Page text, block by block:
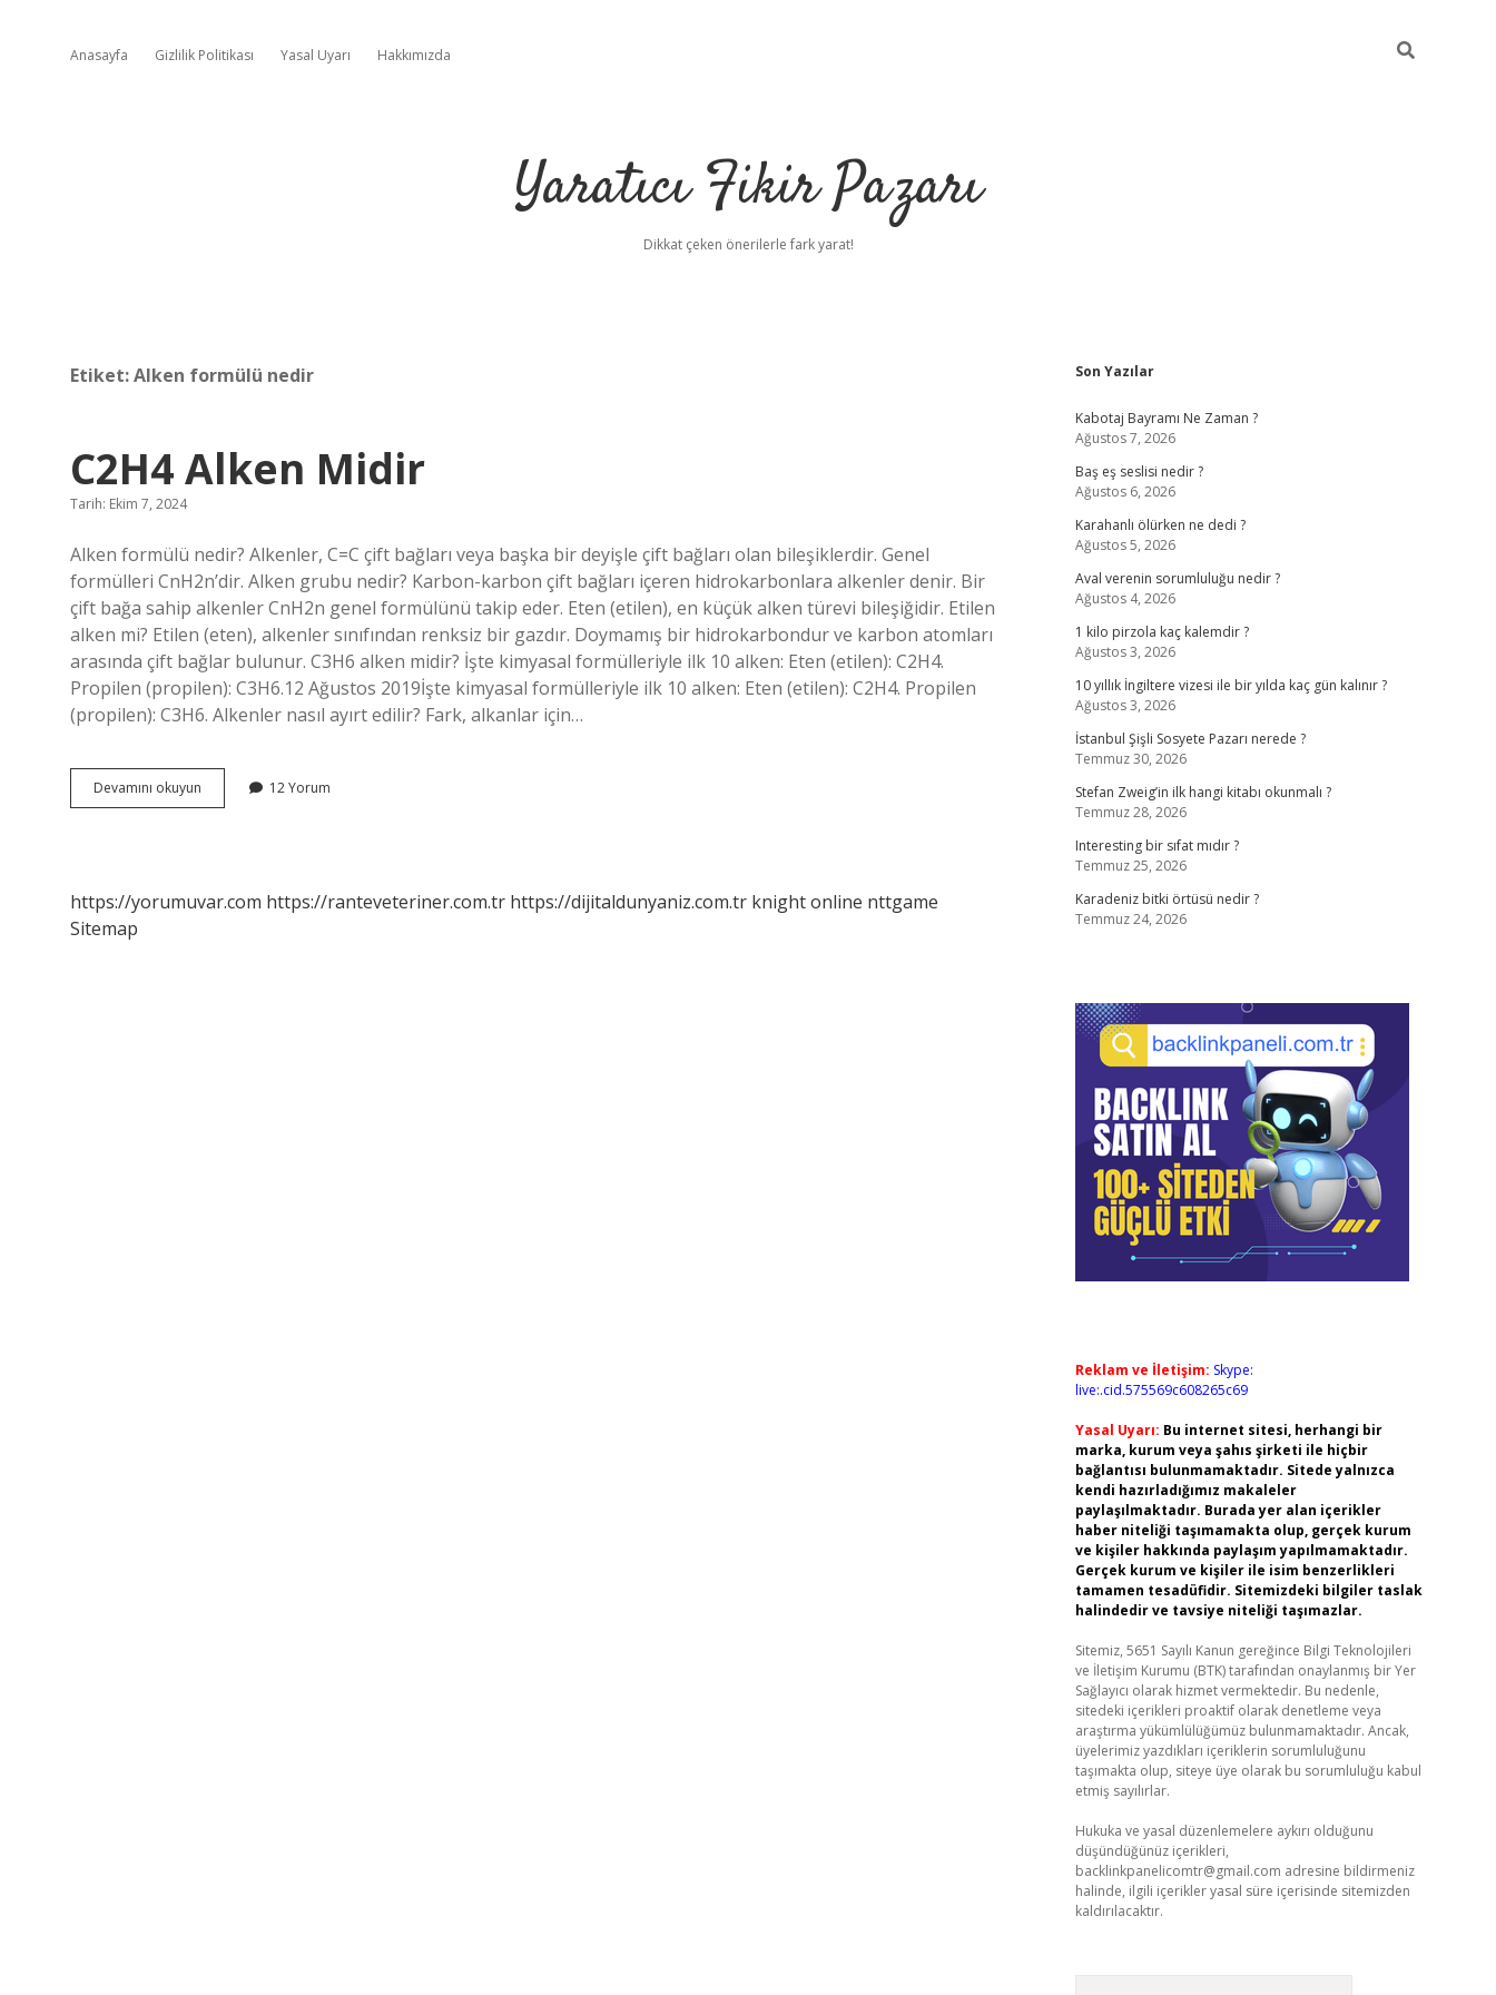
Anasayfa Gizlilik Politikası Yasal Uyarı Hakkımızda
Yaratıcı Fikir Pazarı
Dikkat çeken önerilerle fark yarat!
Etiket:Alken formülü nedir
C2H4 Alken Midir
Tarih: Ekim 7, 2024
Alken formülü nedir? Alkenler, C=C çift bağları veya başka bir deyişle çift bağları olan bileşiklerdir. Genel
formülleri CnH2n’dir. Alken grubu nedir? Karbon-karbon çift bağları içeren hidrokarbonlara alkenler denir. Bir
çift bağa sahip alkenler CnH2n genel formülünü takip eder. Eten (etilen), en küçük alken türevi bileşiğidir. Etilen
alken mi? Etilen (eten), alkenler sınıfından renksiz bir gazdır. Doymamış bir hidrokarbondur ve karbon atomları
arasında çift bağlar bulunur. C3H6 alken midir? İşte kimyasal formülleriyle ilk 10 alken: Eten (etilen): C2H4.
Propilen (propilen): C3H6.12 Ağustos 2019İşte kimyasal formülleriyle ilk 10 alken: Eten (etilen): C2H4. Propilen
(propilen): C3H6. Alkenler nasıl ayırt edilir? Fark, alkanlar için…
Devamını okuyun
Alken
12 Yorum
https://yorumuvar.com https://ranteveteriner.com.tr https://dijitaldunyaniz.com.tr knight online nttgame
Sitemap
Sidebar
Son Yazılar
Kabotaj Bayramı Ne Zaman ?
Ağustos 7, 2026
Baş eş seslisi nedir ?
Ağustos 6, 2026
Karahanlı ölürken ne dedi ?
Ağustos 5, 2026
Aval verenin sorumluluğu nedir ?
Ağustos 4, 2026
1 kilo pirzola kaç kalemdir ?
Ağustos 3, 2026
10 yıllık İngiltere vizesi ile bir yılda kaç gün kalınır ?
Ağustos 3, 2026
İstanbul Şişli Sosyete Pazarı nerede ?
Temmuz 30, 2026
Stefan Zweig’in ilk hangi kitabı okunmalı ?
Temmuz 28, 2026
Interesting bir sıfat mıdır ?
Temmuz 25, 2026
Karadeniz bitki örtüsü nedir ?
Temmuz 24, 2026
Reklam ve İletişim: Skype:
live:.cid.575569c608265c69
Yasal Uyarı: Bu internet sitesi, herhangi bir
marka, kurum veya şahıs şirketi ile hiçbir
bağlantısı bulunmamaktadır. Sitede yalnızca
kendi hazırladığımız makaleler
paylaşılmaktadır. Burada yer alan içerikler
haber niteliği taşımamakta olup, gerçek kurum
ve kişiler hakkında paylaşım yapılmamaktadır.
Gerçek kurum ve kişiler ile isim benzerlikleri
tamamen tesadüfidir. Sitemizdeki bilgiler taslak
halindedir ve tavsiye niteliği taşımazlar.
Sitemiz, 5651 Sayılı Kanun gereğince Bilgi Teknolojileri
ve İletişim Kurumu (BTK) tarafından onaylanmış bir Yer
Sağlayıcı olarak hizmet vermektedir. Bu nedenle,
sitedeki içerikleri proaktif olarak denetleme veya
araştırma yükümlülüğümüz bulunmamaktadır. Ancak,
üyelerimiz yazdıkları içeriklerin sorumluluğunu
taşımakta olup, siteye üye olarak bu sorumluluğu kabul
etmiş sayılırlar.
Hukuka ve yasal düzenlemelere aykırı olduğunu
düşündüğünüz içerikleri,
backlinkpanelicomtr@gmail.com adresine bildirmeniz
halinde, ilgili içerikler yasal süre içerisinde sitemizden
kaldırılacaktır.